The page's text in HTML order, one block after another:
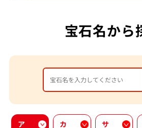
宝石名から
ア カ サ